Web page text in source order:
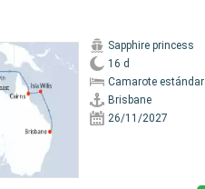
Sapphire princess
16 d
Camarote estándar
Brisbane
26/11/2027